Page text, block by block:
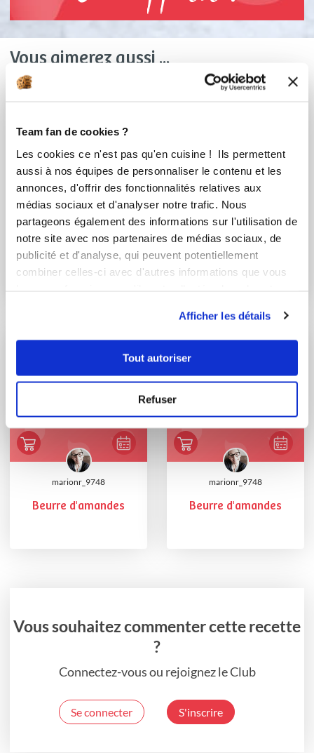
Team fan de cookies ?
Les cookies ce n'est pas qu'en cuisine ! Ils permettent
aussi à nos équipes de personnaliser le contenu et les
annonces, d'offrir des fonctionnalités relatives aux
médias sociaux et d'analyser notre trafic. Nous
partageons également des informations sur l'utilisation de
notre site avec nos partenaires de médias sociaux, de
publicité et d'analyse, qui peuvent potentiellement
combiner celles-ci avec d'autres informations que vous
Afficher les détails
Tout autoriser
Refuser
Vous aimerez aussi ...
marionr_9748
Beurre d'amandes
marionr_9748
Beurre d'amandes
marionr_9748
Beurre d'amandes
marionr_9748
Beurre d'amandes
Vous souhaitez commenter cette recette
?
Connectez-vous ou rejoignez le Club
Se connecter S'inscrire